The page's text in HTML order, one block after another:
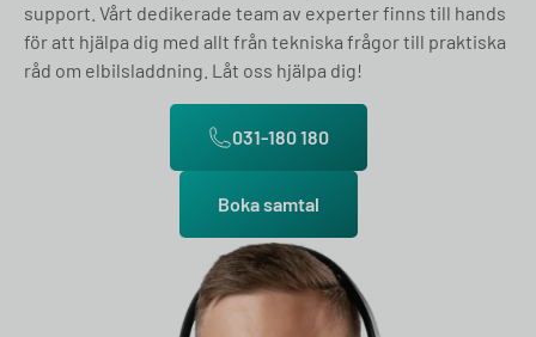
support. Vårt dedikerade team av experter finns till hands
för att hjälpa dig med allt från tekniska frågor till praktiska
råd om elbilsladdning. Låt oss hjälpa dig!
031-180 180
Boka samtal